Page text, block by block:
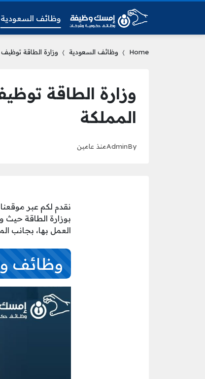
وظائف السعودية
Home وظائف السعودية وزارة الطاقة
وزارة الطاقة
المملكة
By
Adminمنذ عامين
نقدم لكم عبر موقعنا
بوزارة الطاقة
العمل بها، بجانب
وظائف